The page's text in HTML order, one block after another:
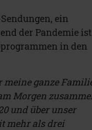
ein
der Pandemie ist
in den
ganze
Morgen
und über unser
mehr als drei